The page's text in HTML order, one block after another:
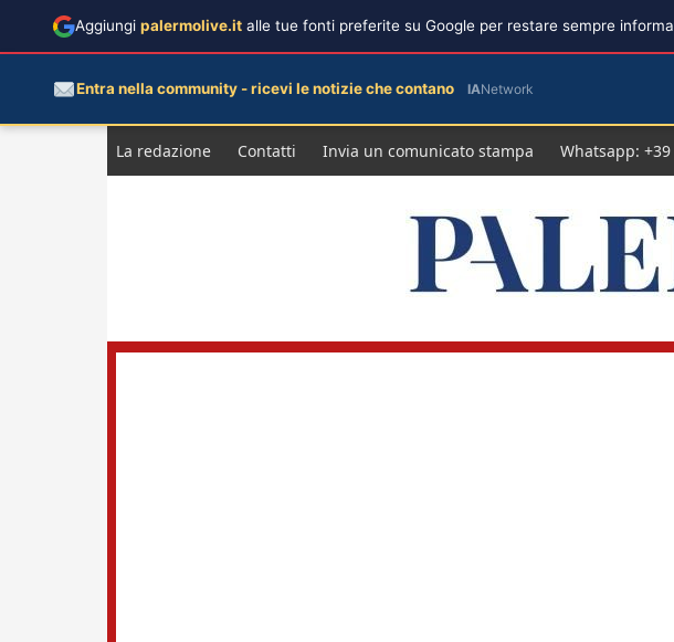
La redazione Contatti Invia un comunicato stampa Whatsapp:
Aggiungi palermolive.it alle tue fonti preferite su Google per restare sempre
Entra nella community - ricevi le notizie che contano IANetwork